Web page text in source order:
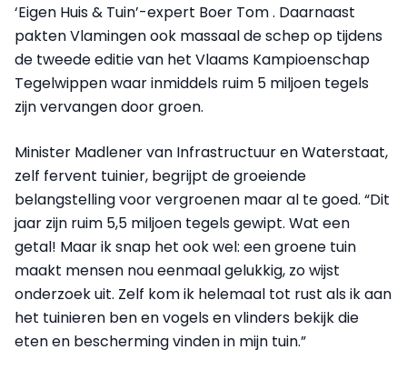
‘Eigen Huis & Tuin’-expert Boer Tom . Daarnaast
pakten Vlamingen ook massaal de schep op tijdens
de tweede editie van het Vlaams Kampioenschap
Tegelwippen waar inmiddels ruim 5 miljoen tegels
zijn vervangen door groen.
Minister Madlener van Infrastructuur en Waterstaat,
zelf fervent tuinier, begrijpt de groeiende
belangstelling voor vergroenen maar al te goed. “Dit
jaar zijn ruim 5,5 miljoen tegels gewipt. Wat een
getal! Maar ik snap het ook wel: een groene tuin
maakt mensen nou eenmaal gelukkig, zo wijst
onderzoek uit. Zelf kom ik helemaal tot rust als ik aan
het tuinieren ben en vogels en vlinders bekijk die
eten en bescherming vinden in mijn tuin.”